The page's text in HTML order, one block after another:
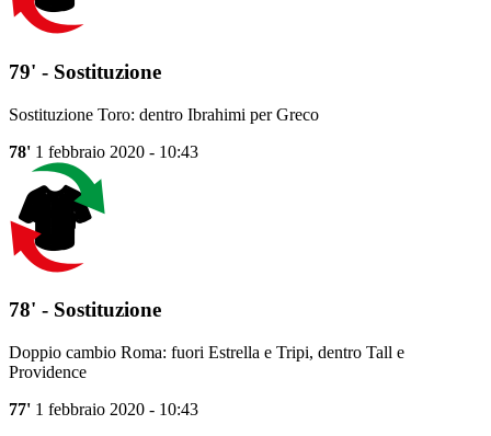
79' - Sostituzione
Sostituzione Toro: dentro Ibrahimi per Greco
78' 1 febbraio 2020 - 10:43
78' - Sostituzione
Doppio cambio Roma: fuori Estrella e Tripi, dentro Tall e
Providence
77' 1 febbraio 2020 - 10:43